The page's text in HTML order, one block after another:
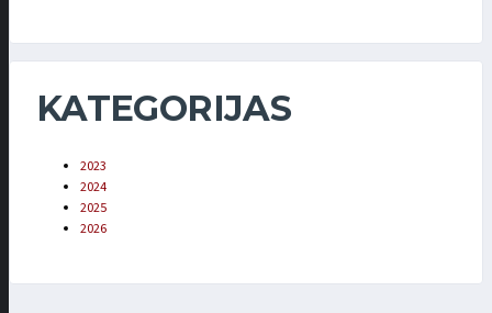
KATEGORIJAS
2023
2024
2025
2026